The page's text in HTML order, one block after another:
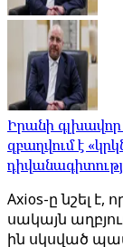
Իրանի
զբաղվում է
Axios-ը նշել է,
սակայն
ին սկսված